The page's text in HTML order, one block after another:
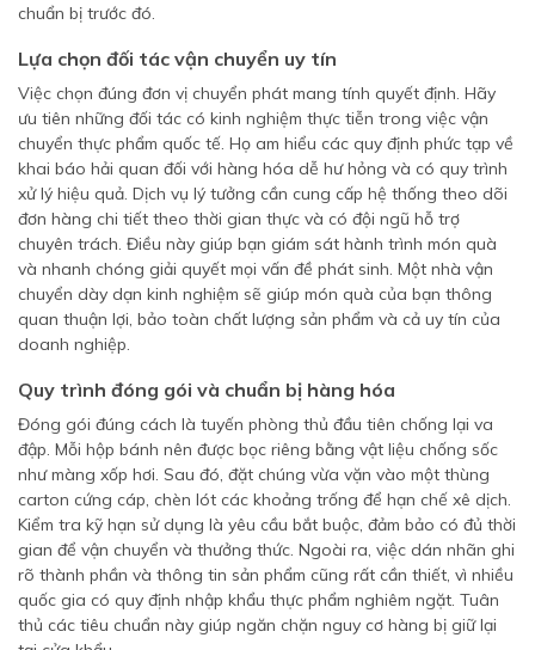
chuẩn bị trước đó.
Lựa chọn đối tác vận chuyển uy tín
Việc chọn đúng đơn vị chuyển phát mang tính quyết định. Hãy
ưu tiên những đối tác có kinh nghiệm thực tiễn trong việc vận
chuyển thực phẩm quốc tế. Họ am hiểu các quy định phức tạp về
khai báo hải quan đối với hàng hóa dễ hư hỏng và có quy trình
xử lý hiệu quả. Dịch vụ lý tưởng cần cung cấp hệ thống theo dõi
đơn hàng chi tiết theo thời gian thực và có đội ngũ hỗ trợ
chuyên trách. Điều này giúp bạn giám sát hành trình món quà
và nhanh chóng giải quyết mọi vấn đề phát sinh. Một nhà vận
chuyển dày dạn kinh nghiệm sẽ giúp món quà của bạn thông
quan thuận lợi, bảo toàn chất lượng sản phẩm và cả uy tín của
doanh nghiệp.
Quy trình đóng gói và chuẩn bị hàng hóa
Đóng gói đúng cách là tuyến phòng thủ đầu tiên chống lại va
đập. Mỗi hộp bánh nên được bọc riêng bằng vật liệu chống sốc
như màng xốp hơi. Sau đó, đặt chúng vừa vặn vào một thùng
carton cứng cáp, chèn lót các khoảng trống để hạn chế xê dịch.
Kiểm tra kỹ hạn sử dụng là yêu cầu bắt buộc, đảm bảo có đủ thời
gian để vận chuyển và thưởng thức. Ngoài ra, việc dán nhãn ghi
rõ thành phần và thông tin sản phẩm cũng rất cần thiết, vì nhiều
quốc gia có quy định nhập khẩu thực phẩm nghiêm ngặt. Tuân
thủ các tiêu chuẩn này giúp ngăn chặn nguy cơ hàng bị giữ lại